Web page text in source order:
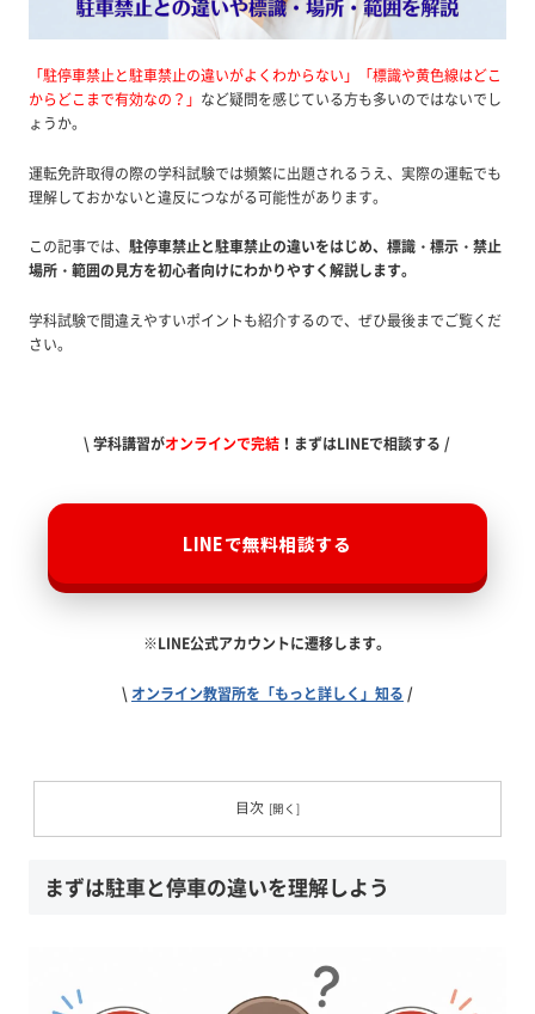
「駐停車禁止と駐車禁止の違いがよくわからない」「標識や黄色線はどこ
からどこまで有効なの？」 など疑問を感じている方も多いのではないでし
ょうか。
運転免許取得の際の学科試験では頻繁に出題されるうえ、実際の運転でも
理解しておかないと違反につながる可能性があります。
この記事では、 駐停車禁止と駐車禁止の違いをはじめ、標識・標示・禁止
場所・範囲の見方を初心者向けにわかりやすく解説します。
学科試験で間違えやすいポイントも紹介するので、ぜひ最後までご覧くだ
さい。
\ 学科講習がオンラインで完結 ！まずはLINEで相談する /
LINEで無料相談する
※LINE公式アカウントに遷移します。
\ オンライン教習所を「もっと詳しく」知る /
目次
まずは駐車と停車の違いを理解しよう